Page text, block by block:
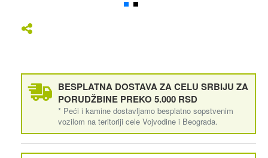
BESPLATNA DOSTAVA ZA CELU SRBIJU ZA
PORUDŽBINE PREKO 5.000 RSD
* Peći i kamine dostavljamo besplatno sopstvenim
vozilom na teritoriji cele Vojvodine i Beograda.